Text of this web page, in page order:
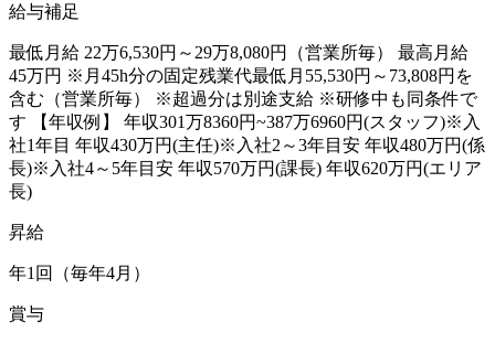
給与補足
最低月給 22万6,530円～29万8,080円（営業所毎） 最高月給
45万円 ※月45h分の固定残業代最低月55,530円～73,808円を
含む（営業所毎） ※超過分は別途支給 ※研修中も同条件で
す 【年収例】 年収301万8360円~387万6960円(スタッフ)※入
社1年目 年収430万円(主任)※入社2～3年目安 年収480万円(係
長)※入社4～5年目安 年収570万円(課長) 年収620万円(エリア
長)
昇給
年1回（毎年4月）
賞与